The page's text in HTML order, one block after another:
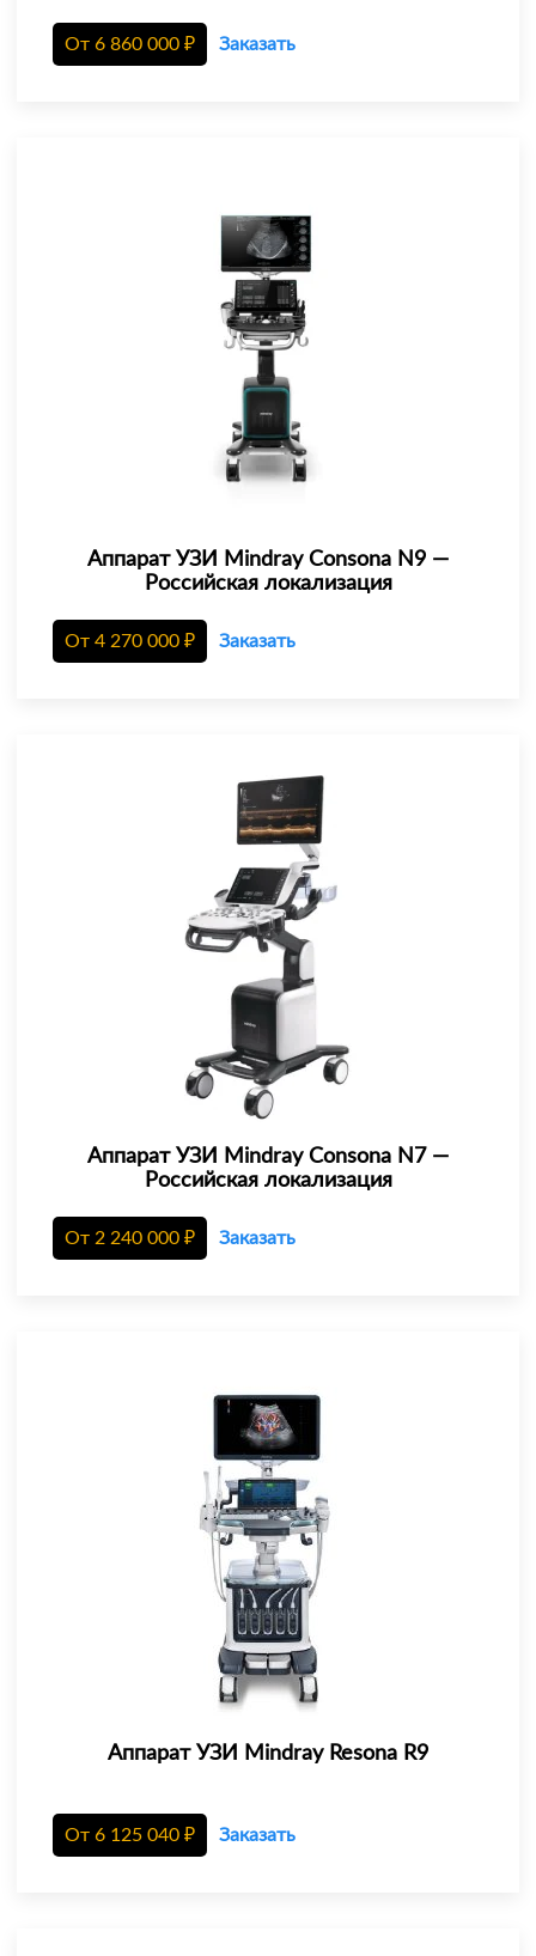
От 6 860 000 ₽ Заказать
Аппарат УЗИ Mindray Consona N9 —
Российская локализация
От 4 270 000 ₽ Заказать
Аппарат УЗИ Mindray Consona N7 —
Российская локализация
От 2 240 000 ₽ Заказать
Аппарат УЗИ Mindray Resona R9
От 6 125 040 ₽ Заказать